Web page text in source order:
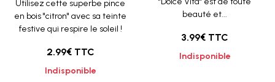
Utilisez cette superbe pince
en bois "citron" avec sa teinte
festive qui respire le soleil !
2.99€ TTC
Indisponible
beauté et...
3.99€ TTC
Indisponible